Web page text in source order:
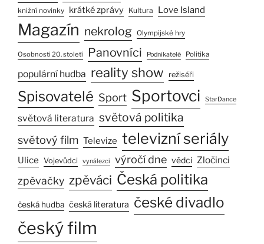
knižní novinky krátké zprávy Kultura Love Island
Magazín nekrolog Olympijské hry
Osobnosti 20. století Panovníci Podnikatelé Politika
populární hudba reality show režiséři
Spisovatelé Sport Sportovci StarDance
světová literatura světová politika
světový film Televize televizní seriály
Ulice Vojevůdci vynálezci výročí dne vědci Zločinci
zpěvačky zpěváci Česká politika
česká hudba česká literatura české divadlo
český film